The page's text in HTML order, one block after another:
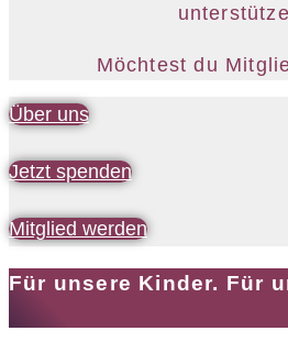
Möchtest du
Über uns
Jetzt spenden
Mitglied werden
Für unsere Kinder. Für